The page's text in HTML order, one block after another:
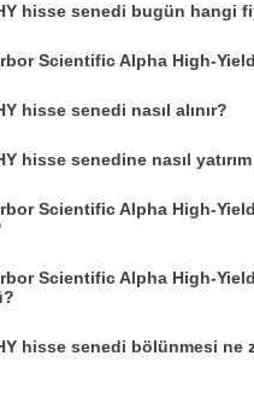
hisse senedi bugün hangi
Scientific Alpha High-
hisse senedi nasıl alınır?
hisse senedine nasıl yatırım
Scientific Alpha High-
Scientific Alpha High-
hisse senedi bölünmesi ne